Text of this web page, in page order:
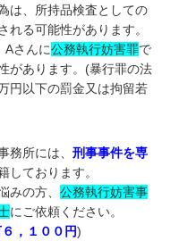
は、所持品検査としての
れる可能性があります。
Aさんに公務執行妨害罪で
があります。(暴行罪の法
円以下の罰金又は拘留若
務所には、刑事事件を専
しております。
みの方、公務執行妨害事
にご依頼ください。
６，１００円)